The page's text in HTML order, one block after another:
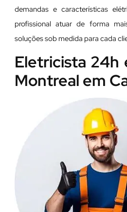
demandas e características
profissional atuar de forma
soluções sob medida para cada
Eletricista 24h
Montreal em